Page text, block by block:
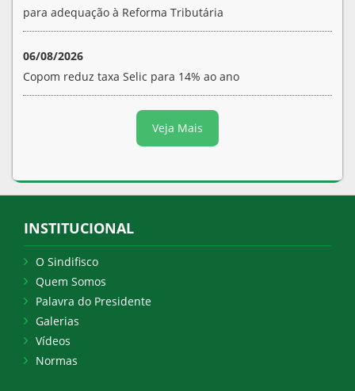
para adequação à Reforma Tributária
06/08/2026
Copom reduz taxa Selic para 14% ao ano
Veja Mais
INSTITUCIONAL
O Sindifisco
Quem Somos
Palavra do Presidente
Galerias
Vídeos
Normas